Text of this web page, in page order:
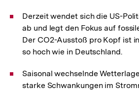
Derzeit wendet sich die US-
ab und legt den Fokus auf
Der CO2-Ausstoß pro Kopf ist
so hoch wie in Deutschland.
Saisonal wechselnde
starke Schwankungen im